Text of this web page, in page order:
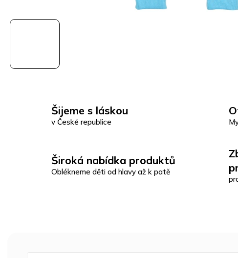
Šijeme s láskou
v České republice
Široká nabídka produktů
Oblékneme děti od hlavy až k patě